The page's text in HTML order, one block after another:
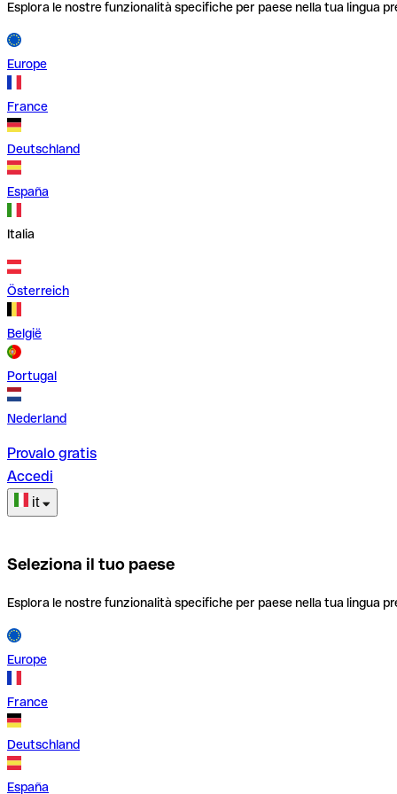
Esplora le nostre funzionalità specifiche per paese nella tua lingua
Europe
France
Deutschland
España
Italia
Österreich
België
Portugal
Nederland
Provalo gratis
Accedi
it
Seleziona il tuo paese
Esplora le nostre funzionalità specifiche per paese nella tua lingua
Europe
France
Deutschland
España